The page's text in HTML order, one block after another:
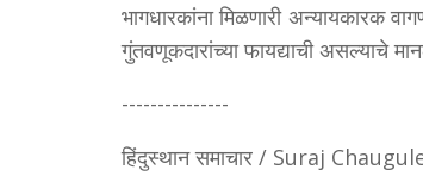
भागधारकांना मिळणारी अन्यायकारक
गुंतवणूकदारांच्या फायद्याची असल्याचे
---------------
हिंदुस्थान समाचार / Suraj